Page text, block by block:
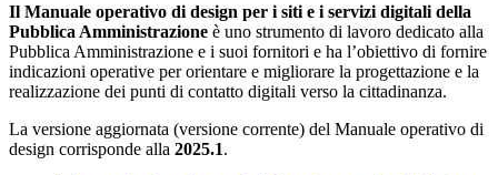
Il Manuale operativo di design per i siti e i servizi digitali della
Pubblica Amministrazione è uno strumento di lavoro dedicato alla
Pubblica Amministrazione e i suoi fornitori e ha l’obiettivo di fornire
indicazioni operative per orientare e migliorare la progettazione e la
realizzazione dei punti di contatto digitali verso la cittadinanza.
La versione aggiornata (versione corrente) del Manuale operativo di
design corrisponde alla 2025.1.